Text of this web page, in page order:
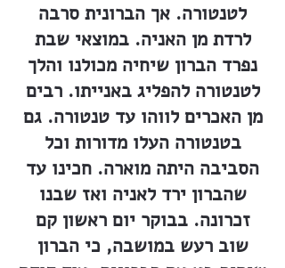
לטנטורה. אך הברונית סרבה
לרדת מן האניה. במוצאי שבת
נפרד הברון שיחיה מכולנו והלך
לטנטורה להפליג באנייתו. רבים
מן האכרים לווהו עד טנטורה. גם
בטנטורה העלו מדורות וכל
הסביבה היתה מוארה. חכינו עד
שהברון ירד לאניה ואז שבנו
זכרונה. בבוקר יום ראשון קם
שוב רעש במושבה, כי הברון